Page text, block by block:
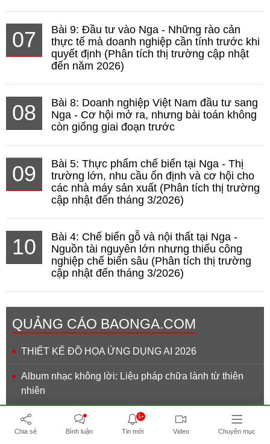
07
Bài 9: Đầu tư vào Nga - Những rào cản
thực tế mà doanh nghiệp cần tính trước khi
quyết định (Phân tích thị trường cập nhật
đến năm 2026)
08
Bài 8: Doanh nghiệp Việt Nam đầu tư sang
Nga - Cơ hội mở ra, nhưng bài toán không
còn giống giai đoạn trước
09
Bài 5: Thực phẩm chế biến tại Nga - Thị
trường lớn, nhu cầu ổn định và cơ hội cho
các nhà máy sản xuất (Phân tích thị trường
cập nhật đến tháng 3/2026)
10
Bài 4: Chế biến gỗ và nội thất tại Nga -
Nguồn tài nguyên lớn nhưng thiếu công
nghiệp chế biến sâu (Phân tích thị trường
cập nhật đến tháng 3/2026)
QUẢNG CÁO BAONGA.COM
THIẾT KẾ ĐỒ HỌA ỨNG DỤNG AI 2026
Album nhạc không lời: Liệu pháp chữa lành từ thiên
nhiên
NABU EDUCATION - Đào tạo nhân lực ngành hàng
không
Chia sẻ Bình luận
5+
Tin mới Video Chuyên mục